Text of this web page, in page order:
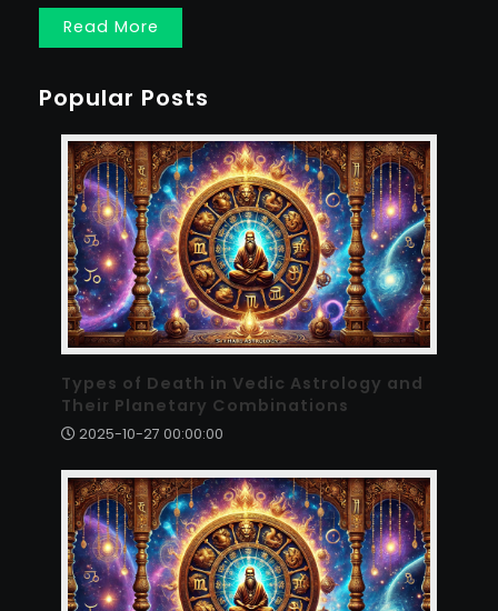
Read More
Popular Posts
Types of Death in Vedic Astrology and
Their Planetary Combinations
2025-10-27 00:00:00